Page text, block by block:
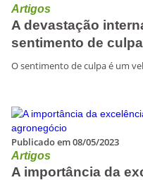
Artigos
A devastação
sentimento de culpa
O sentimento de culpa é um
Publicado em 08/05/2023
Artigos
A importância da